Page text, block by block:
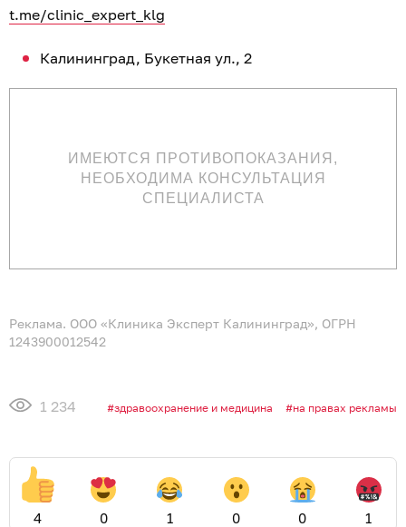
t.me/clinic_expert_klg
Калининград, Букетная ул., 2
ИМЕЮТСЯ ПРОТИВОПОКАЗАНИЯ,
НЕОБХОДИМА КОНСУЛЬТАЦИЯ
СПЕЦИАЛИСТА
Реклама. ООО «Клиника Эксперт Калининград», ОГРН
1243900012542
1 234 здравоохранение и медицина на правах рекламы
4 0 1 0 0 1